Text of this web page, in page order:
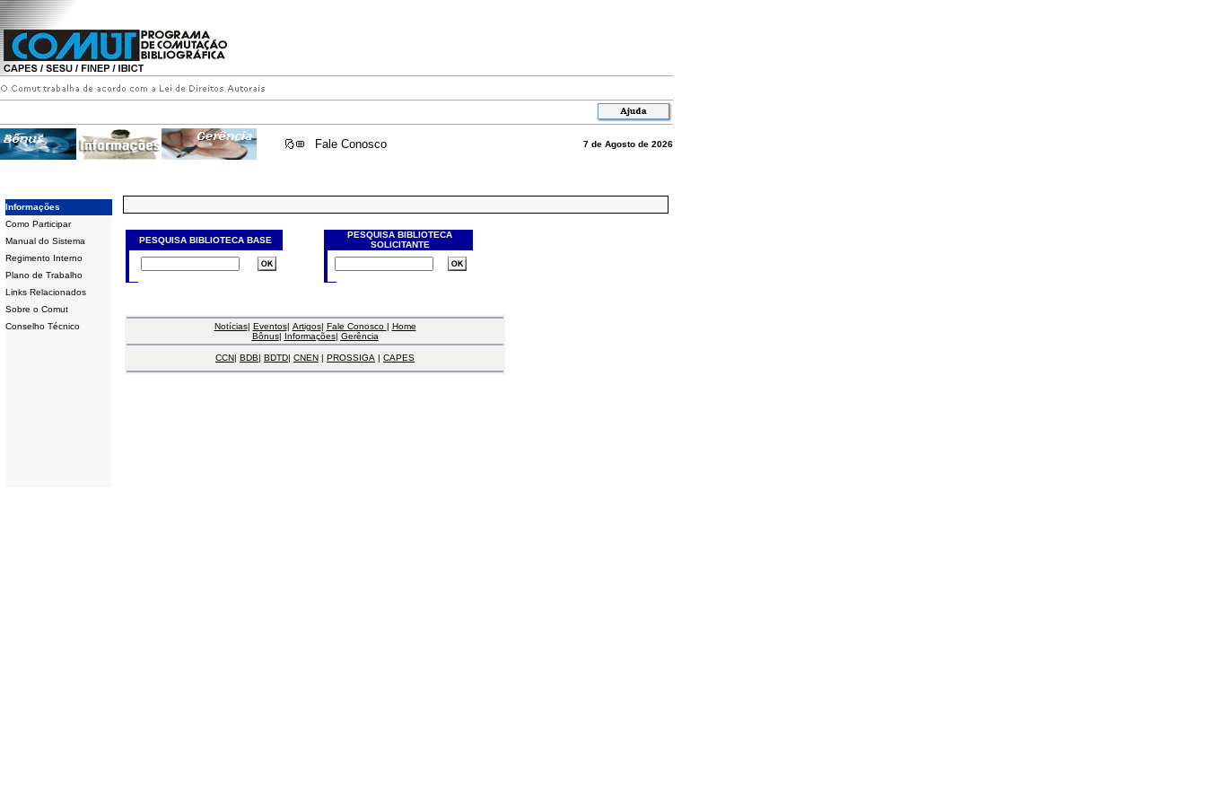
Fale Conosco 7 de Agosto de 2026
Informações
Como Participar
Manual do Sistema
Regimento Interno
Plano de Trabalho
Links Relacionados
Sobre o Comut
Conselho Técnico
PESQUISA BIBLIOTECA BASE
PESQUISA BIBLIOTECA
SOLICITANTE
Notícias| Eventos| Artigos| Fale Conosco | Home
Bônus| Informações| Gerência
CCN| BDB| BDTD| CNEN | PROSSIGA | CAPES